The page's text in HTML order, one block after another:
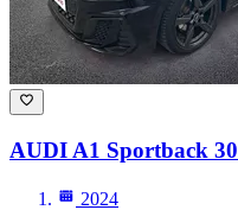
AUDI A1 Sportback
2024